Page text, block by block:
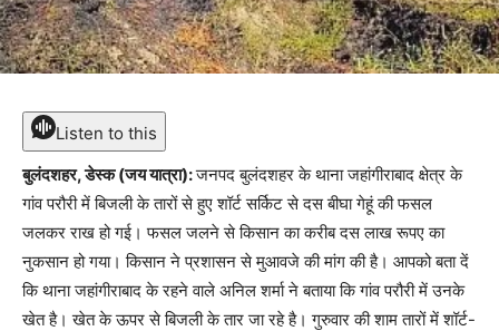
Listen to this
बुलंदशहर, डेस्क (जय यात्रा):जनपद बुलंदशहर के थाना जहांगीराबाद क्षेत्र के
गांव परौरी में बिजली के तारों से हुए शॉर्ट सर्किट से दस बीघा गेहूं की फसल
जलकर राख हो गई। फसल जलने से किसान का करीब दस लाख रूपए का
नुकसान हो गया। किसान ने प्रशासन से मुआवजे की मांग की है। आपको बता दें
कि थाना जहांगीराबाद के रहने वाले अनिल शर्मा ने बताया कि गांव परौरी में उनके
खेत है। खेत के ऊपर से बिजली के तार जा रहे है। गुरुवार की शाम तारों में शॉर्ट-